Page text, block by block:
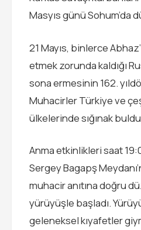
Masyıs günü Sohum’da
21 Mayıs, binlerce
etmek zorunda kaldığı
sona ermesinin 162.
Muhacirler Türkiye ve
ülkelerinde sığınak
Anma etkinlikleri saat
Sergey Bagapş
muhacir anıtına doğru
yürüyüşle başladı.
geleneksel kıyafetler